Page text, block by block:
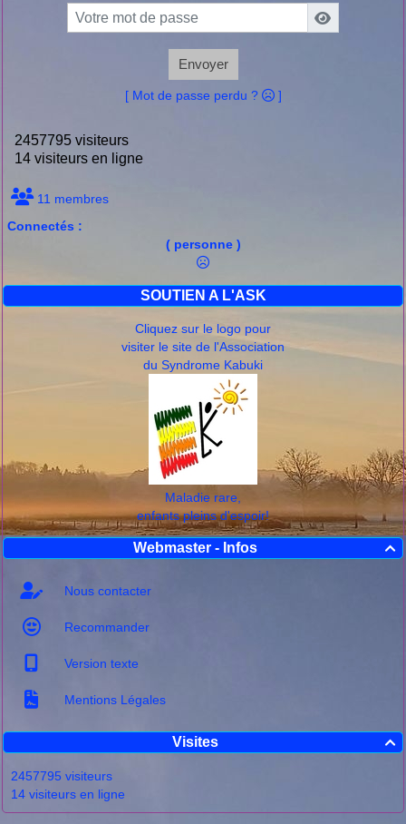
Envoyer
[ Mot de passe perdu ? ]
2457795 visiteurs
14 visiteurs en ligne
11 membres
Connectés :
( personne )
SOUTIEN A L'ASK
Cliquez sur le logo pour
visiter le site de l'Association
du Syndrome Kabuki
Maladie rare,
enfants pleins d'espoir!

Webmaster - Infos
Nous contacter
Recommander
Version texte
Mentions Légales

Visites
2457795 visiteurs
14 visiteurs en ligne